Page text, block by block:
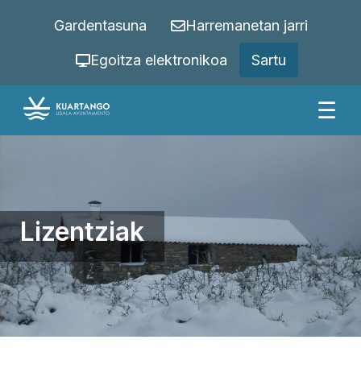
Gardentasuna Harremanetan jarri
Egoitza elektronikoa Sartu
☰
Lizentziak